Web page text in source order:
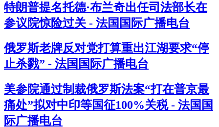
特朗普提名托德·布兰奇出任司法部长在
参议院惊险过关 - 法国国际广播电台
俄罗斯老牌反对党打算重出江湖要求“停
止杀戮” - 法国国际广播电台
美参院通过制裁俄罗斯法案“打在普京最
痛处”拟对中印等国征100%关税 - 法国国
际广播电台